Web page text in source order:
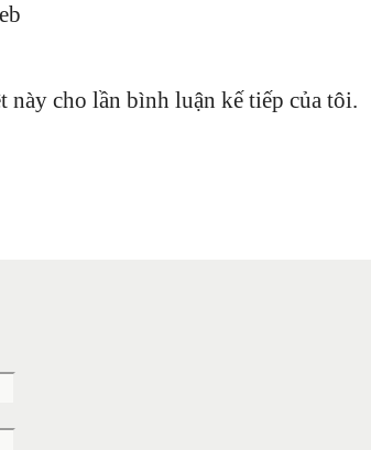
cho lần bình luận kế tiếp của tôi.